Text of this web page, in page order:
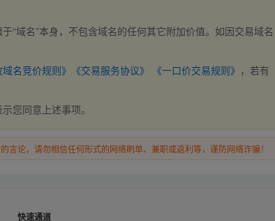
“域名”本身，不包含域名的任何其它附加价值。如因交易域名
名竞价规则》 《交易服务协议》 《一口价交易规则》 ，若有
您同意上述事项。
论，请勿相信任何形式的网络刷单、兼职或返利等，谨防网络诈骗！
快速通道